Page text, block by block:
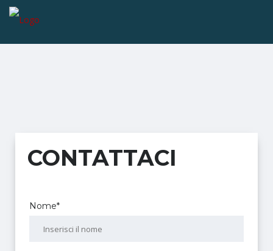
CONTATTACI
Nome*